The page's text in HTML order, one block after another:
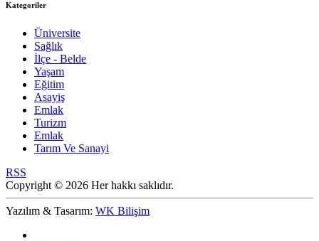
Kategoriler
Üniversite
Sağlık
İlçe - Belde
Yaşam
Eğitim
Asayiş
Emlak
Turizm
Emlak
Tarım Ve Sanayi
RSS
Copyright © 2026 Her hakkı saklıdır.
Yazılım & Tasarım: WK Bilişim